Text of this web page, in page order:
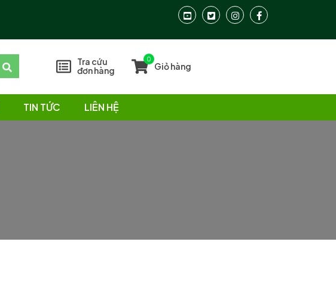
Tra cứu
đơn hàng
0
Giỏ hàng
TIN TỨC LIÊN HỆ